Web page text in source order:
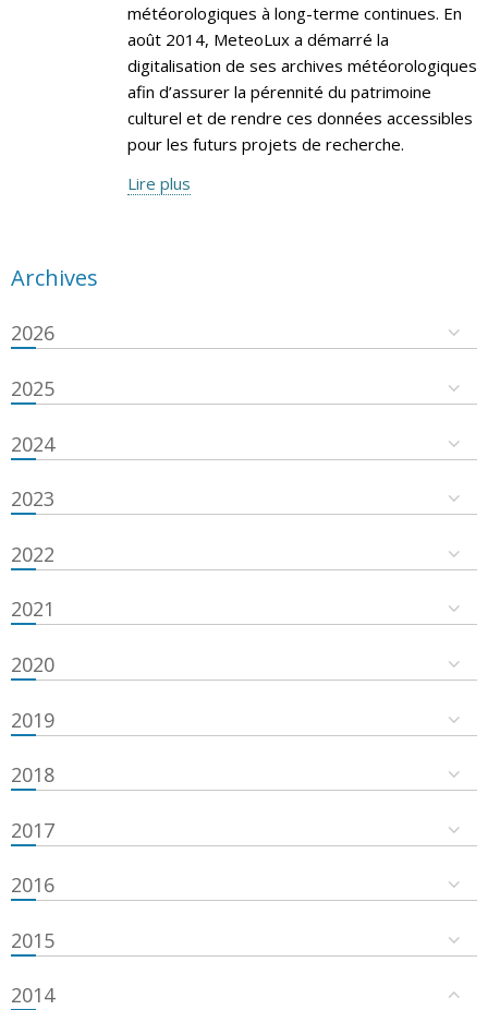
météorologiques à long-terme continues. En
août 2014, MeteoLux a démarré la
digitalisation de ses archives météorologiques
afin d’assurer la pérennité du patrimoine
culturel et de rendre ces données accessibles
pour les futurs projets de recherche.
Lire plus
Archives
2026
2025
2024
2023
2022
2021
2020
2019
2018
2017
2016
2015
2014